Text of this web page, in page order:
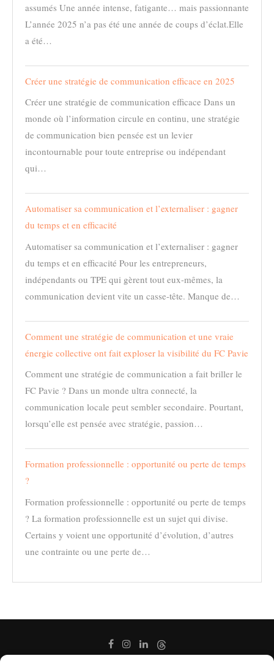
assumés Une année intense, fatigante… mais passionnante
L’année 2025 n’a pas été une année de coups d’éclat.Elle
a été…
Créer une stratégie de communication efficace en 2025
Créer une stratégie de communication efficace Dans un
monde où l’information circule en continu, une stratégie
de communication bien pensée est un levier
incontournable pour toute entreprise ou indépendant
qui…
Automatiser sa communication et l’externaliser : gagner
du temps et en efficacité
Automatiser sa communication et l’externaliser : gagner
du temps et en efficacité Pour les entrepreneurs,
indépendants ou TPE qui gèrent tout eux-mêmes, la
communication devient vite un casse-tête. Manque de…
Comment une stratégie de communication et une vraie
énergie collective ont fait exploser la visibilité du FC Pavie
Comment une stratégie de communication a fait briller le
FC Pavie ? Dans un monde ultra connecté, la
communication locale peut sembler secondaire. Pourtant,
lorsqu’elle est pensée avec stratégie, passion…
Formation professionnelle : opportunité ou perte de temps
?
Formation professionnelle : opportunité ou perte de temps
? La formation professionnelle est un sujet qui divise.
Certains y voient une opportunité d’évolution, d’autres
une contrainte ou une perte de…